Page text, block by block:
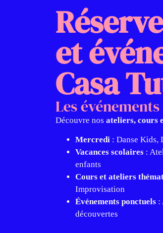
et
Casa
Les
Découvre nos ateliers, cours
Mercredi : Danse Kids,
Vacances scolaires :
enfants
Cours et ateliers
Improvisation
Événements ponctuels :
découvertes